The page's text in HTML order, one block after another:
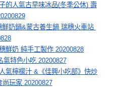
的人氣古早味冰品(冬季公休) 壽
奶鍋&蒙古養生鍋 瑞穗火車站
鮮奶 純手工製作 20200828
氣特色小吃 20200827
氣檸檬汁 &《佳興小吃部》快炒
玩家 20200827